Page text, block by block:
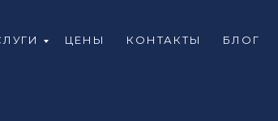
ЦЕНЫ КОНТАКТЫ БЛОГ